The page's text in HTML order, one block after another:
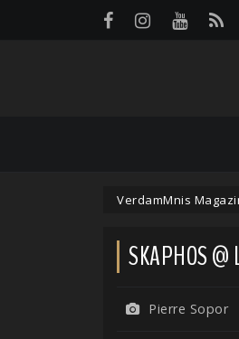
VerdamMnis
SKAPHOS
Pierre Sopor
Panneau de gestion des cookies